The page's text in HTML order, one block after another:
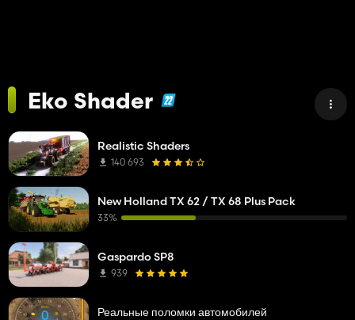
Eko Shader
Realistic Shaders
140 693
New Holland TX 62 / TX 68 Plus Pack
33%
Gaspardo SP8
939
Реальные поломки автомобилей